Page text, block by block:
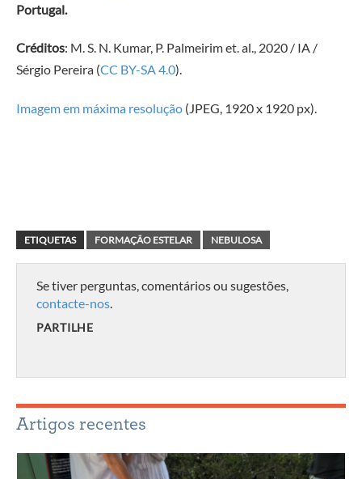
Portugal.
Créditos: M. S. N. Kumar, P. Palmeirim et. al., 2020 / IA /
Sérgio Pereira (CC BY-SA 4.0).
Imagem em máxima resolução (JPEG, 1920 x 1920 px).
ETIQUETAS FORMAÇÃO ESTELAR NEBULOSA
Se tiver perguntas, comentários ou sugestões,
contacte-nos
PARTILHE
Artigos recentes